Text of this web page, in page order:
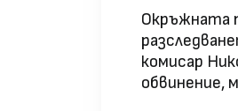
Окръжната
комисар
обвинение,